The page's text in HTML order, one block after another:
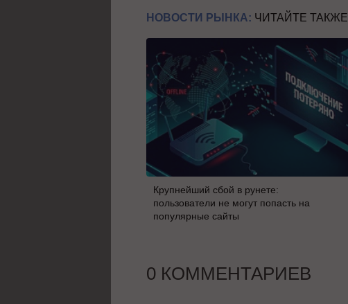
НОВОСТИ РЫНКА: ЧИТАЙТЕ ТАКЖЕ
Крупнейший сбой в рунете:
пользователи не могут попасть на
популярные сайты
0 КОММЕНТАРИЕВ